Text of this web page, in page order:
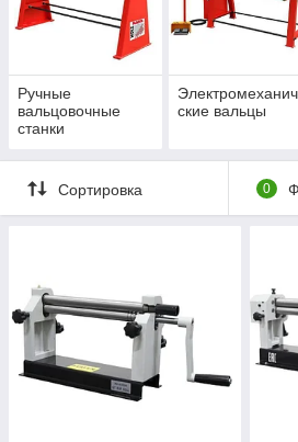
Ручные
вальцовочные
станки
ские вальцы
Сортировка 0